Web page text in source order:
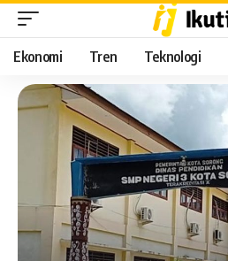
Ekonomi Tren Teknologi